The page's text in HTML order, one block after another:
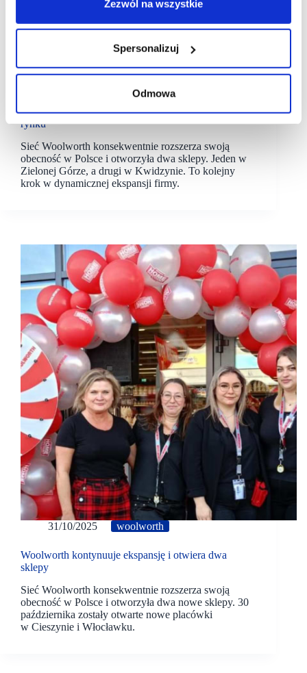
Zezwól na wszystkie
Spersonalizuj
Odmowa
Woolworth coraz bliższy 400. lokalizacji na polskim
rynku
Sieć Woolworth konsekwentnie rozszerza swoją
obecność w Polsce i otworzyła dwa sklepy. Jeden w
Zielonej Górze, a drugi w Kwidzynie. To kolejny
krok w dynamicznej ekspansji firmy.
31/10/2025 woolworth
Woolworth kontynuuje ekspansję i otwiera dwa
sklepy
Sieć Woolworth konsekwentnie rozszerza swoją
obecność w Polsce i otworzyła dwa nowe sklepy. 30
października zostały otwarte nowe placówki
w Cieszynie i Włocławku.